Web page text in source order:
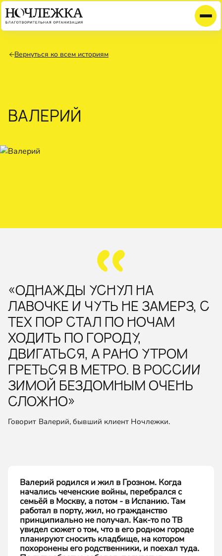
Вернуться ко всем историям
ВАЛЕРИЙ
Говорит Валерий, бывший клиент Ночлежки.
«ОДНАЖДЫ УСНУЛ НА
ЛАВОЧКЕ И ЧУТЬ НЕ ЗАМЕРЗ, С
ТЕХ ПОР СТАЛ ПО НОЧАМ
ХОДИТЬ ПО ГОРОДУ,
ДВИГАТЬСЯ, А РАНО УТРОМ
ГРЕТЬСЯ В МЕТРО. В РОССИИ
ЗИМОЙ БЕЗДОМНЫМ ОЧЕНЬ
СЛОЖНО»
Валерий родился и жил в Грозном. Когда
начались чеченские войны, перебрался с
семьёй в Москву, а потом - в Испанию. Там
работал в порту, жил, но гражданство
принципиально не получал. Как-то по ТВ
увидел сюжет о том, что в его родном городе
планируют сносить кладбище, на котором
похоронены его родственники, и поехал туда.